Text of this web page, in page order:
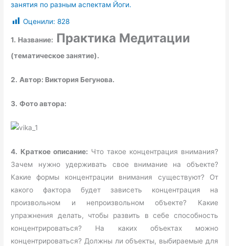
занятия по разным аспектам Йоги.
Оценили: 828
1. Название: Практика Медитации
(тематическое занятие).
2. Автор: Виктория Бегунова.
3. Фото автора:
4. Краткое описание: Что такое концентрация внимания?
Зачем нужно удерживать свое внимание на объекте?
Какие формы концентрации внимания существуют? От
какого фактора будет зависеть концентрация на
произвольном и непроизвольном объекте? Какие
упражнения делать, чтобы развить в себе способность
концентрироваться? На каких объектах можно
концентрироваться? Должны ли объекты, выбираемые для